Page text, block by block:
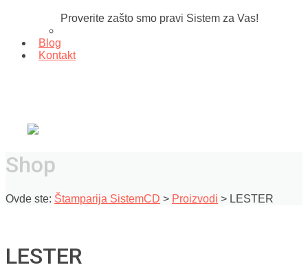
Proverite zašto smo pravi Sistem za Vas!
Blog
Kontakt
Shop
Ovde ste: Štamparija SistemCD > Proizvodi > LESTER
LESTER